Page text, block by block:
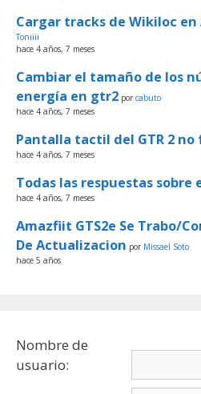
Cargar tracks de Wikiloc en
Toniiii
hace 4 años, 7 meses
Cambiar el tamaño de los
energía en gtr2 porcabuto
hace 4 años, 7 meses
Pantalla tactil del GTR 2
hace 4 años, 7 meses
Todas las respuestas sobre
hace 4 años, 7 meses
Amazfiit GTS2e Se Trabo/
De Actualizacion por Missael Soto
hace 5 años
Nombre de
usuario: